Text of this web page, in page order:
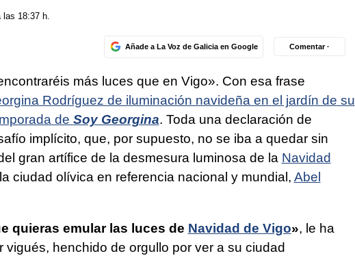
18:37 h.
Añade a La Voz de Galicia en Google Comentar ·
más luces que en Vigo». Con esa frase
Rodríguez de iluminación navideña en el jardín de su
de Soy Georgina. Toda una declaración de
implícito, que, por supuesto, no se iba a quedar sin
gran artífice de la desmesura luminosa de la Navidad
ciudad olívica en referencia nacional y mundial, Abel
quieras emular las luces de Navidad de Vigo», le ha
vigués, henchido de orgullo por ver a su ciudad